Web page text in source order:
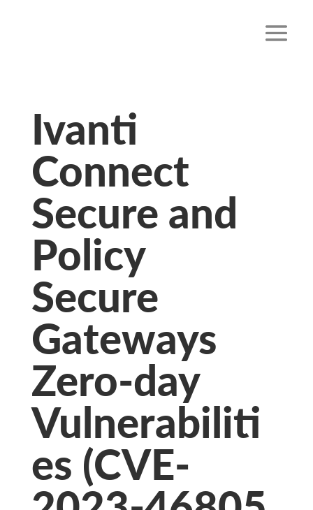
Ivanti
Connect
Secure and
Policy
Secure
Gateways
Zero-day
Vulnerabiliti
es (CVE-